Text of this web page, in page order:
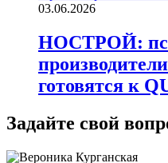
03.06.2026
НОСТРОЙ:
готовятся к
Задайте свой